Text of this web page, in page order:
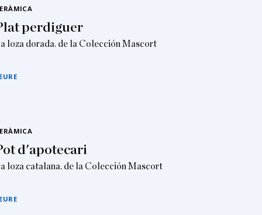
perdiguer
loza dorada. de la Colección Mascort
d'apotecari
loza catalana. de la Colección Mascort